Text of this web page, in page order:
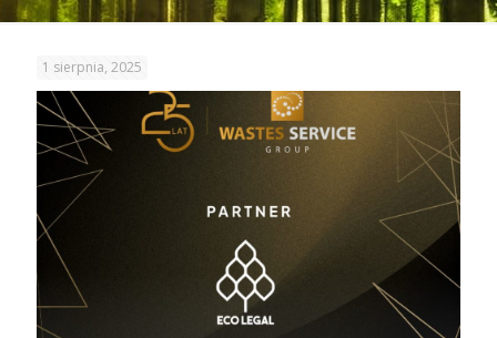
1 sierpnia, 2025